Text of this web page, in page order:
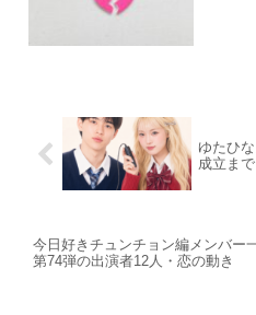
ゆたひ
成立ま
今日好きチュンチョン編メンバー
第74弾の出演者12人・恋の動き